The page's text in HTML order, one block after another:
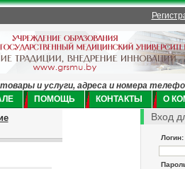
и услуги, адреса и номера
ПОМОЩЬ КОНТАКТЫ О
Вход
Логин: